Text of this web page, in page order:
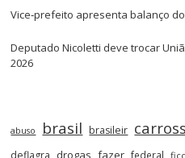
Vice‑prefeito apresenta balanço
Deputado Nicoletti deve trocar
2026
abuso brasil brasileir
federal